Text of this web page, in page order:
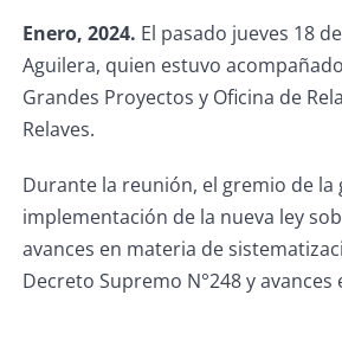
Enero, 2024. El pasado jueves 18
Aguilera, quien estuvo
Grandes Proyectos y Oficina de
Relaves.
Durante la reunión, el gremio de
implementación de la nueva ley
avances en materia de
Decreto Supremo N°248 y